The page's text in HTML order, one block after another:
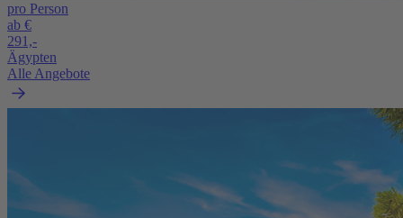
pro Person
ab €
291,-
Ägypten
Alle Angebote